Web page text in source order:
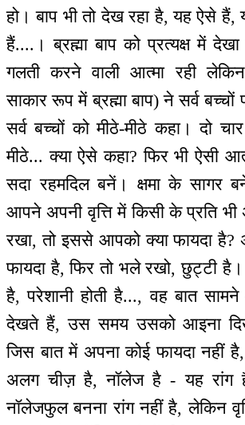
हो। बाप भी तो देख रहा है, यह ऐसे
हैं....। ब्रह्मा बाप को प्रत्यक्ष में देखा
गलती करने वाली आत्मा रही लेकिन
साकार रूप में ब्रह्मा बाप) ने सर्व बच्चों
सर्व बच्चों को मीठे-मीठे कहा। दो
मीठे... क्या ऐसे कहा? फिर भी ऐसी
सदा रहमदिल बनें। क्षमा के सागर
आपने अपनी वृत्ति में किसी के प्रति भी
रखा, तो इससे आपको क्या फायदा
फायदा है, फिर तो भले रखो, छुट्टी
है, परेशानी होती है..., वह बात सामने
देखते हैं, उस समय उसको आइना
जिस बात में अपना कोई फायदा नहीं
अलग चीज़ है, नॉलेज है - यह रांग
नॉलेजफुल बनना रांग नहीं है, लेकिन